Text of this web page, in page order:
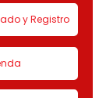
y Registro